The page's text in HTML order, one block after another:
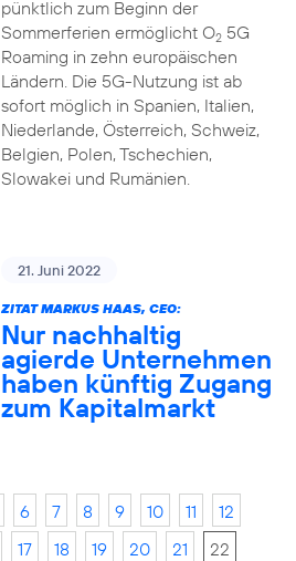
pünktlich zum Beginn der
Sommerferien ermöglicht O25G
Roaming in zehn europäischen
Ländern. Die 5G-Nutzung ist ab
sofort möglich in Spanien, Italien,
Niederlande, Österreich, Schweiz,
Belgien, Polen, Tschechien,
Slowakei und Rumänien.
21. Juni 2022
ZITAT MARKUS HAAS, CEO:
Nur nachhaltig
agierde Unternehmen
haben künftig Zugang
zum Kapitalmarkt
6 7 8 9 10 11
12
17 18 19 20 21
22